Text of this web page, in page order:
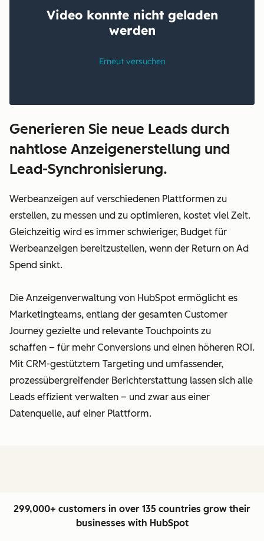
Generieren Sie neue Leads durch
nahtlose Anzeigenerstellung und
Lead-Synchronisierung.
Werbeanzeigen auf verschiedenen Plattformen zu
erstellen, zu messen und zu optimieren, kostet viel Zeit.
Gleichzeitig wird es immer schwieriger, Budget für
Werbeanzeigen bereitzustellen, wenn der Return on Ad
Spend sinkt.
Die Anzeigenverwaltung von HubSpot ermöglicht es
Marketingteams, entlang der gesamten Customer
Journey gezielte und relevante Touchpoints zu
schaffen – für mehr Conversions und einen höheren ROI.
Mit CRM-gestütztem Targeting und umfassender,
prozessübergreifender Berichterstattung lassen sich alle
Leads effizient verwalten – und zwar aus einer
Datenquelle, auf einer Plattform.
299,000+ customers in over 135 countries grow their
businesses with HubSpot